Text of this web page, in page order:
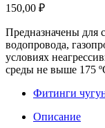
150,00 ₽
Предназначены для
водопровода,
условиях
среды не выше 175
Фитинги
Описание